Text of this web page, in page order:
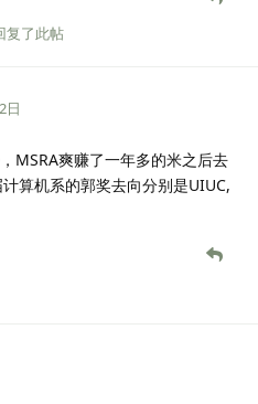
复了此帖
日
MSRA爽赚了一年多的米之后去
算机系的郭奖去向分别是UIUC,